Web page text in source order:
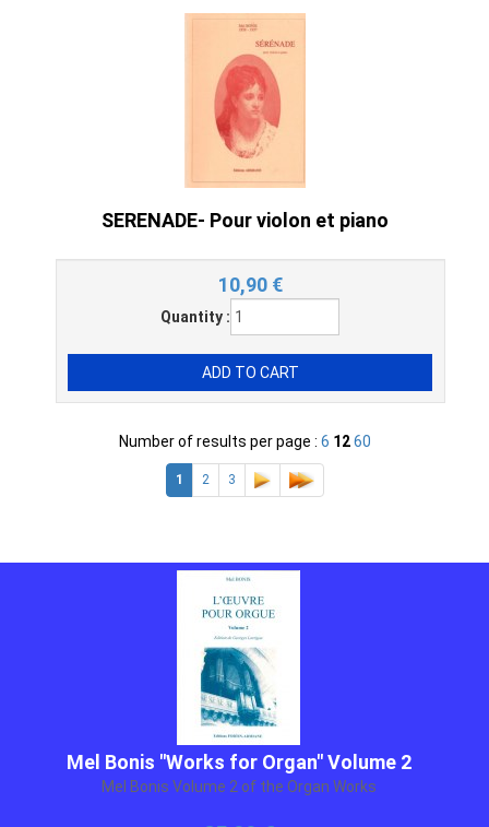
SERENADE- Pour violon et piano
10,90 €
Quantity :
Number of results per page : 6 12 60
1 2 3
Mel Bonis "Works for Organ" Volume 2
Mel Bonis Volume 2 of the Organ Works